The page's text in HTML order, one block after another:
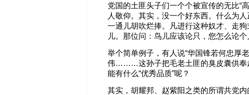
党国的土匪头子们一个个被宣传的无比“
人敬仰。其实，没一个好东西。什么为
一通儿胡吹烂捧。凡进行这种奴才、走
儿。那位问：鸟儿应该论只，您怎么论
举个简单例子，有人说“华国锋若何忠厚
伟………这孙子把毛老土匪的臭皮囊供奉
能有什么“优秀品质”呢？
其实，胡耀邦、赵紫阳之类的所谓共党内